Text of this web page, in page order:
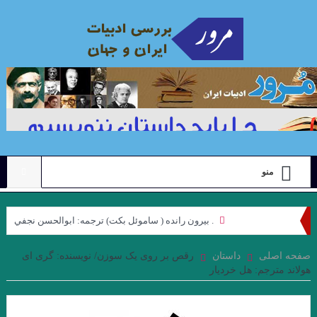
منو
. بيرون رانده ( ساموئل بكت) ترجمه: ابوالحسن نجفي
“ژولیا کریستوا”. جواد اسحاقیان
صفحه اصلی داستان
رقص بر روی یک سوزن/ نویسنده: گری ای‌
هولاند مترجم: هل خردیار